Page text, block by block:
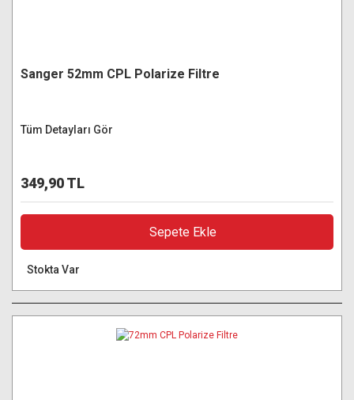
Sanger 52mm CPL Polarize Filtre
Tüm Detayları Gör
349,90 TL
Sepete Ekle
Stokta Var